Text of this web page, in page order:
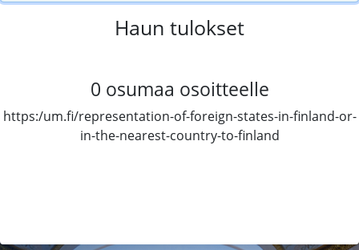
Haun tulokset
0 osumaa osoitteelle
https:/um.fi/representation-of-foreign-states-in-finland-or-
in-the-nearest-country-to-finland